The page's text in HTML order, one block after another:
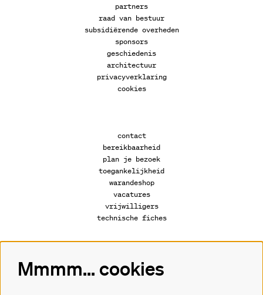
partners
raad van bestuur
subsidiërende overheden
sponsors
geschiedenis
architectuur
privacyverklaring
cookies
contact
bereikbaarheid
plan je bezoek
toegankelijkheid
warandeshop
vacatures
vrijwilligers
technische fiches
Volg ons
Mmmm... cookies